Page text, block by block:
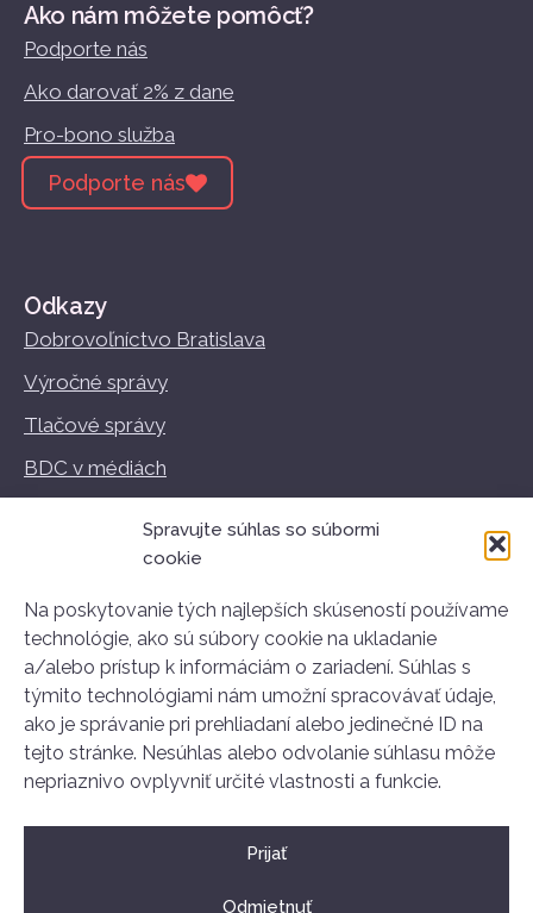
Spravujte súhlas so súbormi
cookie
Na poskytovanie tých najlepších skúseností používame
technológie, ako sú súbory cookie na ukladanie
a/alebo prístup k informáciám o zariadení. Súhlas s
týmito technológiami nám umožní spracovávať údaje,
ako je správanie pri prehliadaní alebo jedinečné ID na
tejto stránke. Nesúhlas alebo odvolanie súhlasu môže
nepriaznivo ovplyvniť určité vlastnosti a funkcie.
Prijať
Odmietnuť
Ako nám môžete pomôcť?
Podporte nás
Ako darovať 2% z dane
Pro-bono služba
Podporte nás
Odkazy
Dobrovoľníctvo Bratislava
Výročné správy
Tlačové správy
BDC v médiách
Podmienky používania
Kontakt
Stará tržnica
Nám. SNP 25
811 01 Bratislava
+421 907 834 314
ahoj@dobrovolnictvoba.sk